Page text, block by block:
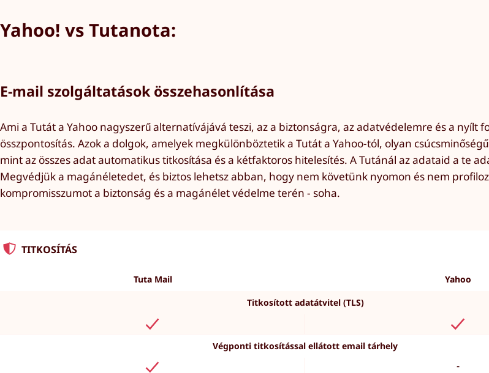
Yahoo! vs Tutanota:
E-mail szolgáltatások összehasonlítása
Ami a Tutát a Yahoo nagyszerű alternatívájává teszi, az a biztonságra, az adatvédelemre és a nyílt
összpontosítás. Azok a dolgok, amelyek megkülönböztetik a Tutát a Yahoo-tól, olyan
mint az összes adat automatikus titkosítása és a kétfaktoros hitelesítés. A Tutánál az adataid a te
Megvédjük a magánéletedet, és biztos lehetsz abban, hogy nem követünk nyomon és nem
kompromisszumot a biztonság és a magánélet védelme terén - soha.
TITKOSÍTÁS
Tuta Mail Yahoo
Titkosított adatátvitel (TLS)
Végponti titkosítással ellátott email tárhely
-